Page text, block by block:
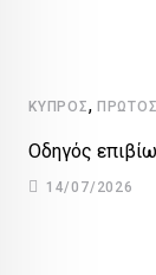
ΚΎΠΡΟΣ,
Οδηγός
14/07/2026